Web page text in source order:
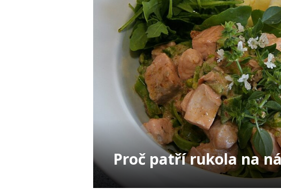
Proč patří rukola na